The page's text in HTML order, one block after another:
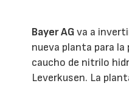
Bayer AGva a
nueva planta para la
caucho de nitrilo
Leverkusen. La